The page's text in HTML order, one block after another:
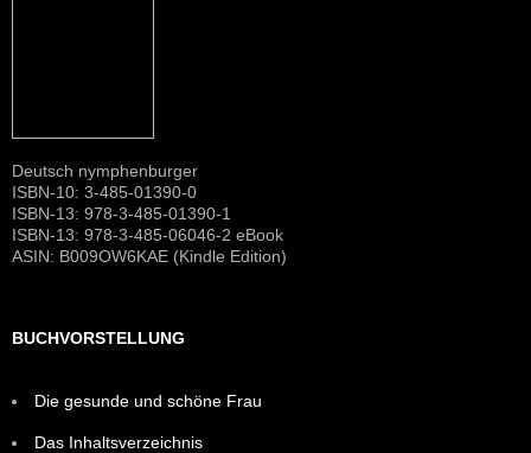
Deutsch nymphenburger
ISBN-10: 3-485-01390-0
ISBN-13: 978-3-485-01390-1
ISBN-13: 978-3-485-06046-2 eBook
ASIN: B009OW6KAE (Kindle Edition)
BUCHVORSTELLUNG
Die gesunde und schöne Frau
Das Inhaltsverzeichnis